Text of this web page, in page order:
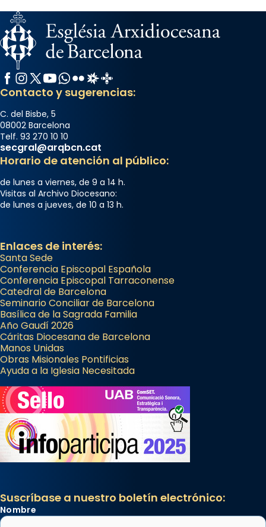
Facebook
Instagram
X / Twitter
YouTube
WhatsApp
FlickrRadio Estel
Catalunya Cristiana
Contacto y sugerencias:
C. del Bisbe, 5
08002 Barcelona
Telf. 93 270 10 10
secgral@arqbcn.cat
Horario de atención al público:
de lunes a viernes, de 9 a 14 h.
Visitas al Archivo Diocesano:
de lunes a jueves, de 10 a 13 h.
Enlaces de interés:
Santa Sede
Conferencia Episcopal Española
Conferencia Episcopal Tarraconense
Catedral de Barcelona
Seminario Conciliar de Barcelona
Basílica de la Sagrada Familia
Año Gaudí 2026
Cáritas Diocesana de Barcelona
Manos Unidas
Obras Misionales Pontificias
Ayuda a la Iglesia Necesitada
Suscríbase a nuestro boletín electrónico:
Nombre